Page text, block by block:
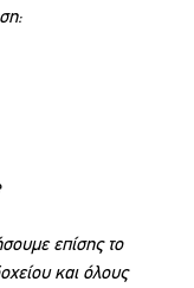
επίσης το
και όλους